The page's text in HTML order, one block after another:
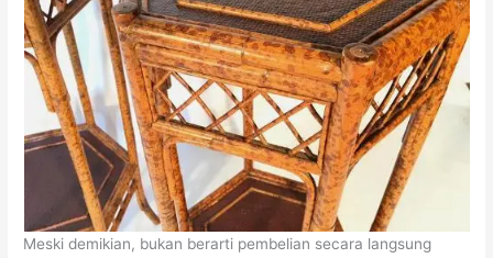
Meski demikian, bukan berarti pembelian secara langsung